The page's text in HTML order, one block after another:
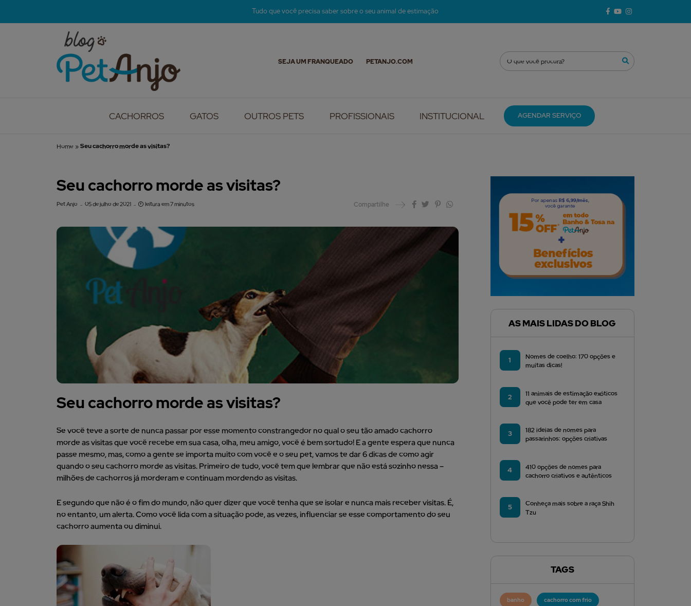
Tudo que você precisa saber sobre o seu animal de estimação
SEJA UM FRANQUEADO PETANJO.COM
CACHORROS GATOS OUTROS PETS PROFISSIONAIS INSTITUCIONAL AGENDAR SERVIÇO
Home »Seu cachorro morde as visitas?
Seu cachorro morde as visitas?
Pet Anjo 05 de julho de 2021 leitura em 7 minutos Compartilhe
Seu cachorro morde as visitas?
Se você teve a sorte de nunca passar por esse momento constrangedor no qual o seu tão amado cachorro
morde as visitas que você recebe em sua casa, olha, meu amigo, você é bem sortudo! E a gente espera que nunca
passe mesmo, mas, como a gente se importa muito com você e o seu pet, vamos te dar 6 dicas de como agir
quando o seu cachorro morde as visitas. Primeiro de tudo, você tem que lembrar que não está sozinho nessa –
milhões de cachorros já morderam e continuam mordendo as visitas.
E segundo que não é o fim do mundo, não quer dizer que você tenha que se isolar e nunca mais receber visitas. É,
no entanto, um alerta. Como você lida com a situação pode, as vezes, influenciar se esse comportamento do seu
cachorro aumenta ou diminui.
AS MAIS LIDAS DO BLOG
1
Nomes de coelho: 170 opções e
muitas dicas!
2
11 animais de estimação exóticos
que você pode ter em casa
3
182 ideias de nomes para
passarinhos: opções criativas
4
410 opções de nomes para
cachorro criativos e autênticos
5
Conheça mais sobre a raça Shih
Tzu
TAGS
banho cachorro com frio